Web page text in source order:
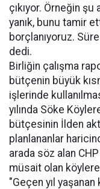
çıkıyor. Örneğin şu
yanık, bunu tamir
borçlanıyoruz.
dedi.
Birliğin çalışma
bütçenin büyük
işlerinde
yılında Söke
bütçesinin İlden
planlananlar
arada söz alan
müsait olan köylere
"Geçen yıl